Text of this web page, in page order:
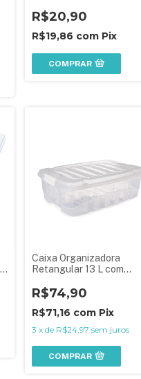
R$20,90
R$19,86 com Pix
COMPRAR
Caixa Organizadora
Retangular 13 L com
R$74,90
R$71,16 com Pix
3 xde R$24,97 sem juros
COMPRAR